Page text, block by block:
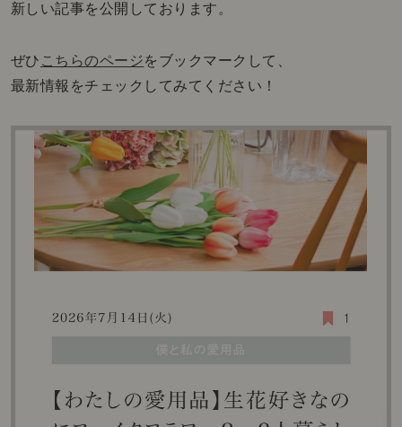
新しい記事を公開しております。
ぜひ こちらのページをブックマークして、
最新情報をチェックしてみてください！